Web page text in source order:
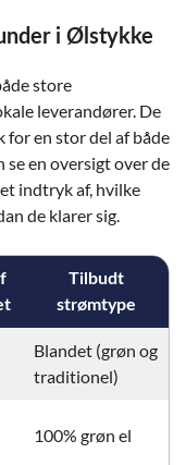
i Ølstykke
store
leverandører. De
en stor del af både
en oversigt over de
indtryk af, hvilke
de klarer sig.
Tilbudt
strømtype
Blandet (grøn og
traditionel)
100% grøn el